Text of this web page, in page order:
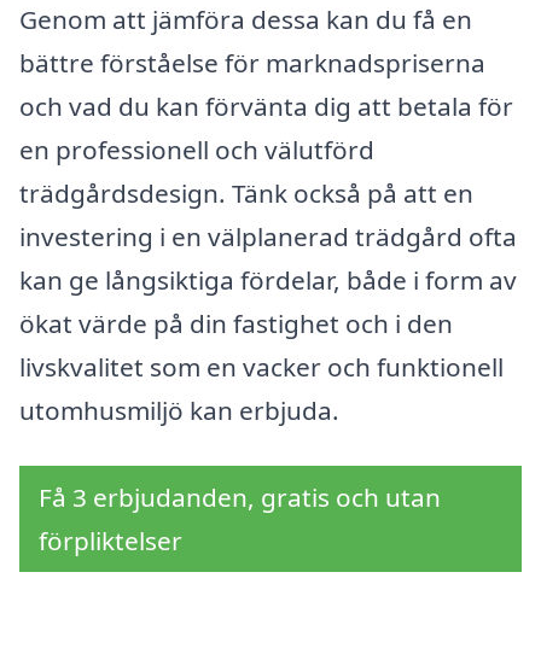
Genom att jämföra dessa kan du få en
bättre förståelse för marknadspriserna
och vad du kan förvänta dig att betala för
en professionell och välutförd
trädgårdsdesign. Tänk också på att en
investering i en välplanerad trädgård ofta
kan ge långsiktiga fördelar, både i form av
ökat värde på din fastighet och i den
livskvalitet som en vacker och funktionell
utomhusmiljö kan erbjuda.
Få 3 erbjudanden, gratis och utan
förpliktelser